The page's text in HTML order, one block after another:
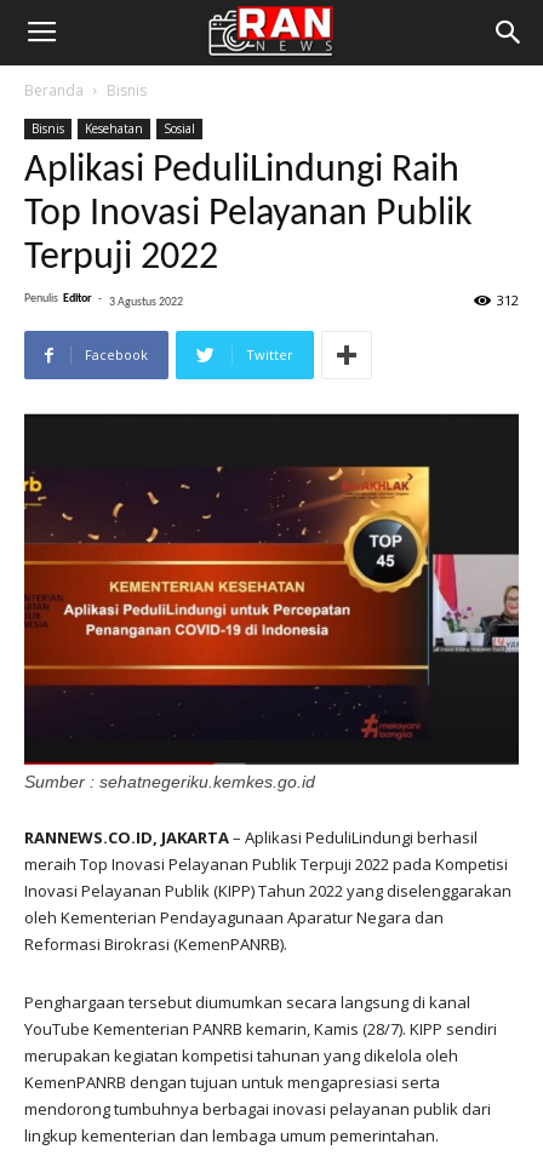
Beranda Bisnis
Bisnis Kesehatan Sosial
Aplikasi PeduliLindungi Raih
Top Inovasi Pelayanan Publik
Terpuji 2022
Penulis Editor - 3 Agustus 2022 312
Facebook Twitter
Sumber : sehatnegeriku.kemkes.go.id
RANNEWS.CO.ID, JAKARTA– Aplikasi PeduliLindungi berhasil
meraih Top Inovasi Pelayanan Publik Terpuji 2022 pada Kompetisi
Inovasi Pelayanan Publik (KIPP) Tahun 2022 yang diselenggarakan
oleh Kementerian Pendayagunaan Aparatur Negara dan
Reformasi Birokrasi (KemenPANRB).
Penghargaan tersebut diumumkan secara langsung di kanal
YouTube Kementerian PANRB kemarin, Kamis (28/7). KIPP sendiri
merupakan kegiatan kompetisi tahunan yang dikelola oleh
KemenPANRB dengan tujuan untuk mengapresiasi serta
mendorong tumbuhnya berbagai inovasi pelayanan publik dari
lingkup kementerian dan lembaga umum pemerintahan.